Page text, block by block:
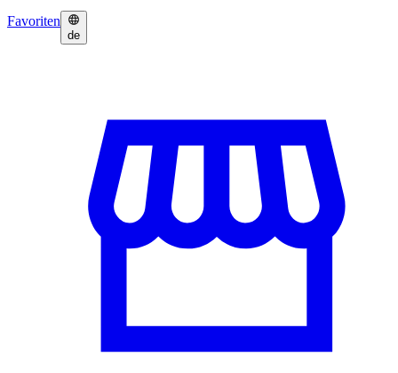
Favoriten
de